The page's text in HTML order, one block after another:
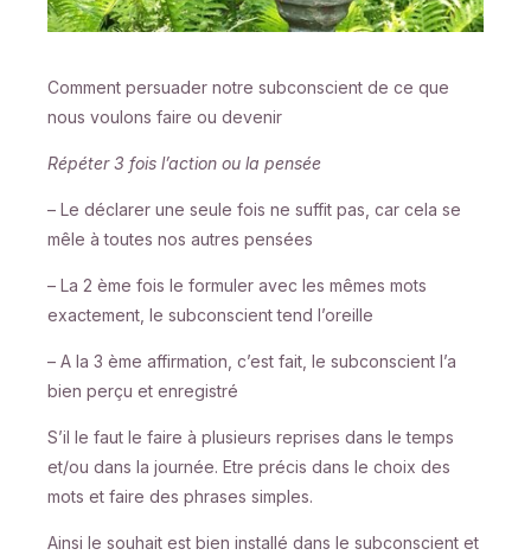
Comment persuader notre subconscient de ce que
nous voulons faire ou devenir
Répéter 3 fois l’action ou la pensée
– Le déclarer une seule fois ne suffit pas, car cela se
mêle à toutes nos autres pensées
– La 2 ème fois le formuler avec les mêmes mots
exactement, le subconscient tend l’oreille
– A la 3 ème affirmation, c’est fait, le subconscient l’a
bien perçu et enregistré
S’il le faut le faire à plusieurs reprises dans le temps
et/ou dans la journée. Etre précis dans le choix des
mots et faire des phrases simples.
Ainsi le souhait est bien installé dans le subconscient et